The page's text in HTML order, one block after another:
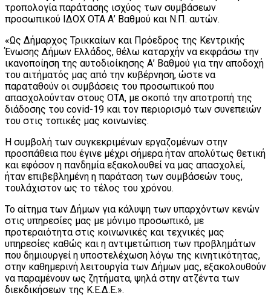
τροπολογία παράτασης ισχύος των συμβάσεων
προσωπικού ΙΔΟΧ ΟΤΑ Α’ Βαθμού και Ν.Π. αυτών.
«Ως Δήμαρχος Τρικκαίων και Πρόεδρος της Κεντρικής
Ένωσης Δήμων Ελλάδος, θέλω καταρχήν να εκφράσω την
ικανοποίηση της αυτοδιοίκησης Α’ Βαθμού για την αποδοχή
του αιτήματός μας από την κυβέρνηση, ώστε να
παραταθούν οι συμβάσεις του προσωπικού που
απασχολούνταν στους ΟΤΑ, με σκοπό την αποτροπή της
διάδοσης του covid-19 και τον περιορισμό των συνεπειών
του στις τοπικές μας κοινωνίες.
Η συμβολή των συγκεκριμένων εργαζομένων στην
προσπάθεια που έγινε μέχρι σήμερα ήταν απολύτως θετική
και εφόσον η πανδημία εξακολουθεί να μας απασχολεί,
ήταν επιβεβλημένη η παράταση των συμβάσεών τους,
τουλάχιστον ως το τέλος του χρόνου.
Το αίτημα των Δήμων για κάλυψη των υπαρχόντων κενών
στις υπηρεσίες μας με μόνιμο προσωπικό, με
προτεραιότητα στις κοινωνικές και τεχνικές μας
υπηρεσίες καθώς και η αντιμετώπιση των προβλημάτων
που δημιουργεί η υποστελέχωση λόγω της κινητικότητας,
στην καθημερινή λειτουργία των Δήμων μας, εξακολουθούν
να παραμένουν ως ζητήματα, ψηλά στην ατζέντα των
διεκδικήσεων της Κ.Ε.Δ.Ε.».